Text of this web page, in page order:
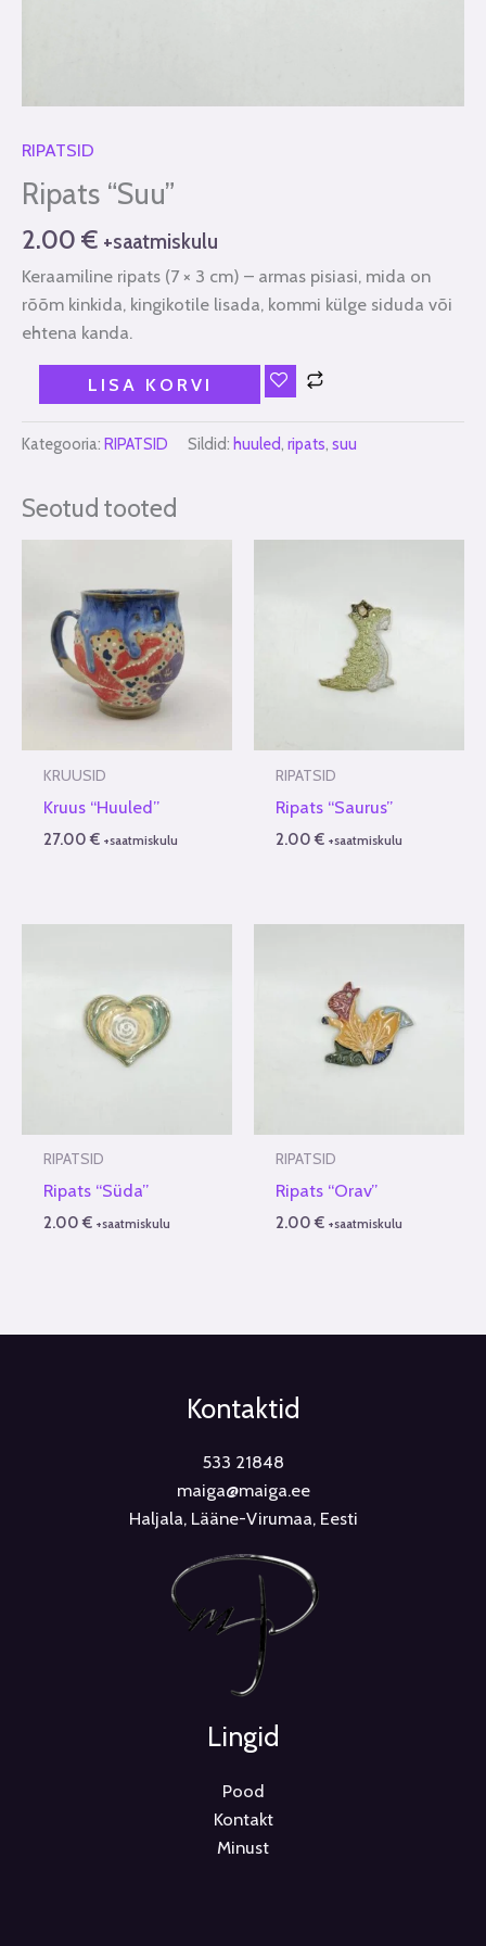
RIPATSID
Ripats “Suu”
2.00 € +saatmiskulu
Keraamiline ripats (7 × 3 cm) – armas pisiasi, mida on
rõõm kinkida, kingikotile lisada, kommi külge siduda või
ehtena kanda.
LISA KORVI
Kategooria: RIPATSID Sildid: huuled, ripats, suu
Seotud tooted
KRUUSID
Kruus “Huuled”
27.00€ +saatmiskulu
RIPATSID
Ripats “Saurus”
2.00€ +saatmiskulu
RIPATSID
Ripats “Süda”
2.00€ +saatmiskulu
RIPATSID
Ripats “Orav”
2.00€ +saatmiskulu
Kontaktid
533 21848
maiga@maiga.ee
Haljala, Lääne-Virumaa, Eesti
Lingid
Pood
Kontakt
Minust